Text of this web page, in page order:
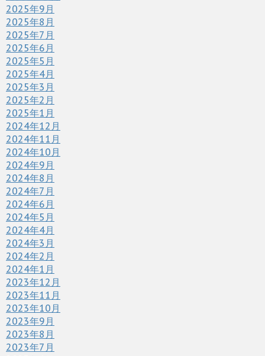
2025年9月
2025年8月
2025年7月
2025年6月
2025年5月
2025年4月
2025年3月
2025年2月
2025年1月
2024年12月
2024年11月
2024年10月
2024年9月
2024年8月
2024年7月
2024年6月
2024年5月
2024年4月
2024年3月
2024年2月
2024年1月
2023年12月
2023年11月
2023年10月
2023年9月
2023年8月
2023年7月